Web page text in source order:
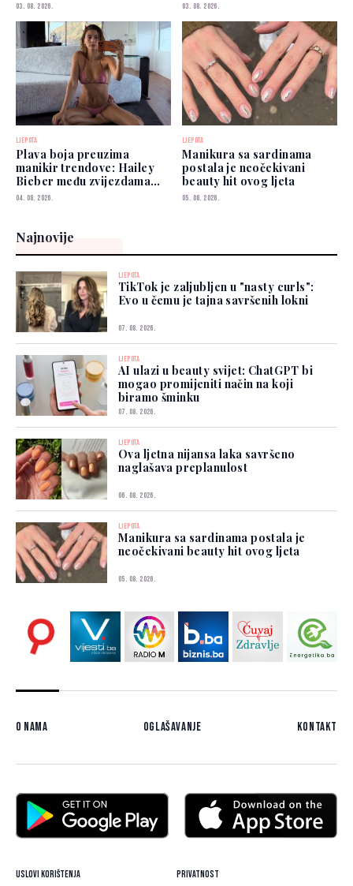
03. 08. 2026. 03. 08. 2026.
LJEPOTA
Plava boja preuzima
manikir trendove: Hailey
Bieber među zvijezdama
koje je već nose
04. 08. 2026.
LJEPOTA
Manikura sa sardinama
postala je neočekivani
beauty hit ovog ljeta
05. 08. 2026.
Najnovije
LJEPOTA
TikTok je zaljubljen u "nasty curls":
Evo u čemu je tajna savršenih lokni
07. 08. 2026.
LJEPOTA
AI ulazi u beauty svijet: ChatGPT bi
mogao promijeniti način na koji
biramo šminku
07. 08. 2026.
LJEPOTA
Ova ljetna nijansa laka savršeno
naglašava preplanulost
06. 08. 2026.
LJEPOTA
Manikura sa sardinama postala je
neočekivani beauty hit ovog ljeta
05. 08. 2026.
O nama Oglašavanje Kontakt
Uslovi korištenja Privatnost